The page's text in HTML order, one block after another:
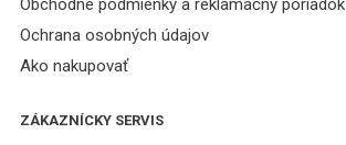
Obchodné podmienky a reklamačný poriadok
Ochrana osobných údajov
Ako nakupovať
ZÁKAZNÍCKY SERVIS